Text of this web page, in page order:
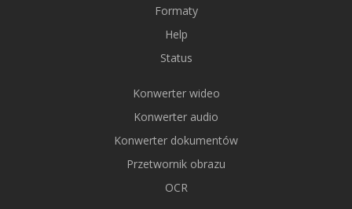
Formaty
Help
Status
Konwerter wideo
Konwerter audio
Konwerter dokumentów
Przetwornik obrazu
OCR